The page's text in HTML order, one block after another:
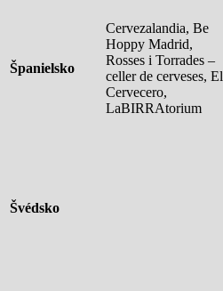
Španielsko
Cervezalandia, Be
Hoppy Madrid,
Rosses i Torrades –
celler de cerveses, El
Cervecero,
LaBIRRAtorium
Švédsko